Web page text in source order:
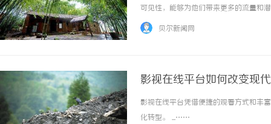
可见性，能够为他们带来更多的流量和
业提升在线知名度，还能在激烈的市场
贝尔新闻网
影视在线平台如何改变现
影视在线平台凭借便捷的观看方式和丰
化转型。 ...……